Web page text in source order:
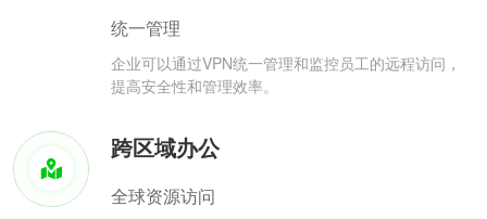
统一管理
企业可以通过VPN统一管理和监控员工的远程访问，
提高安全性和管理效率。
跨区域办公
全球资源访问